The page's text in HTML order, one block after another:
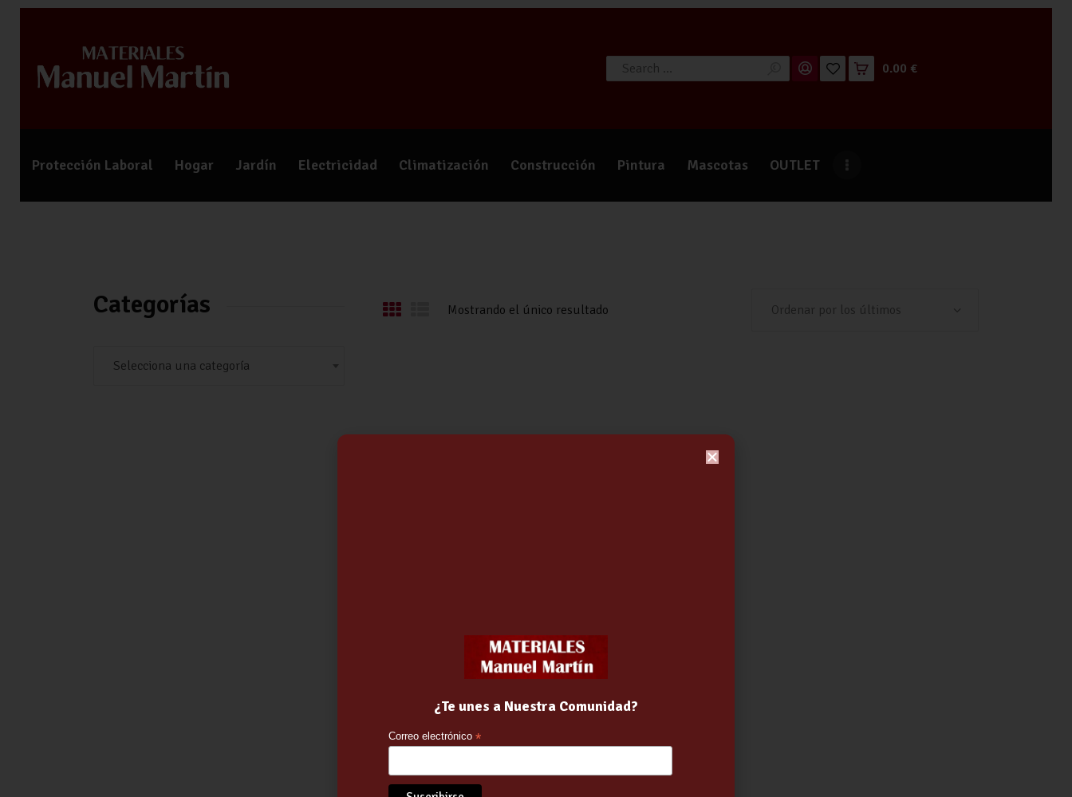
0.00 €
Protección Laboral Hogar Jardín Electricidad Climatización Construcción Pintura Mascotas OUTLET
CONTACTO
Mostrando el único resultado
150×300 mm C/MANGO JAR
(031RE30)………….
Categorías
Selecciona una categoría
¿Te unes a Nuestra Comunidad?
Correo electrónico *